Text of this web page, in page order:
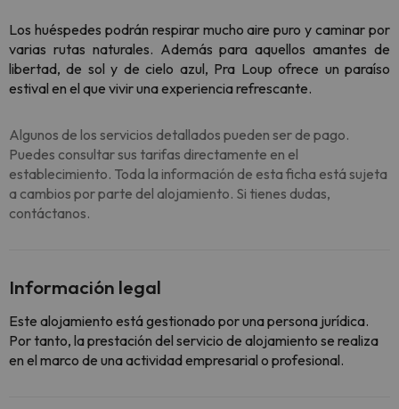
Los huéspedes podrán respirar mucho aire puro y caminar por
varias rutas naturales. Además para aquellos amantes de
libertad, de sol y de cielo azul, Pra Loup ofrece un paraíso
estival en el que vivir una experiencia refrescante.
Algunos de los servicios detallados pueden ser de pago.
Puedes consultar sus tarifas directamente en el
establecimiento. Toda la información de esta ficha está sujeta
a cambios por parte del alojamiento. Si tienes dudas,
contáctanos.
Información legal
Este alojamiento está gestionado por una persona jurídica.
Por tanto, la prestación del servicio de alojamiento se realiza
en el marco de una actividad empresarial o profesional.